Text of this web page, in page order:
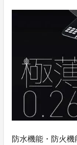
防水機能・防火